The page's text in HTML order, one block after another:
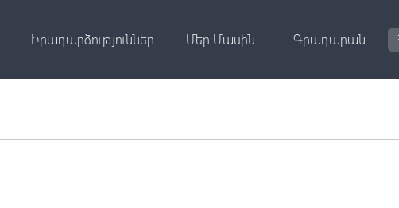
Իրադարձություններ Մեր Մասին Գրադարան